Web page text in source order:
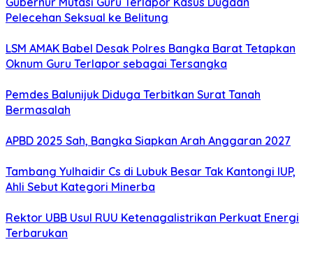
Pelecehan Seksual ke Belitung
LSM AMAK Babel Desak Polres Bangka Barat Tetapkan
Oknum Guru Terlapor sebagai Tersangka
Pemdes Balunijuk Diduga Terbitkan Surat Tanah
Bermasalah
APBD 2025 Sah, Bangka Siapkan Arah Anggaran 2027
Tambang Yulhaidir Cs di Lubuk Besar Tak Kantongi IUP,
Ahli Sebut Kategori Minerba
Rektor UBB Usul RUU Ketenagalistrikan Perkuat Energi
Terbarukan